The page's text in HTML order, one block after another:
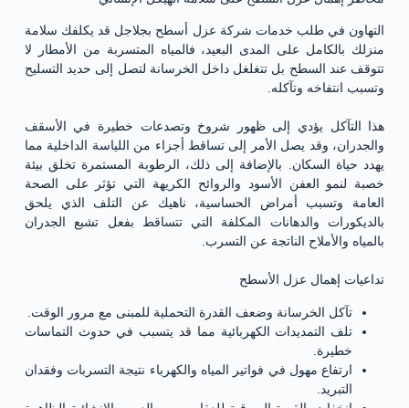
التهاون في طلب خدمات شركة عزل أسطح بجلاجل قد يكلفك سلامة
منزلك بالكامل على المدى البعيد، فالمياه المتسربة من الأمطار لا
تتوقف عند السطح بل تتغلغل داخل الخرسانة لتصل إلى حديد التسليح
وتسبب انتفاخه وتآكله.
هذا التآكل يؤدي إلى ظهور شروخ وتصدعات خطيرة في الأسقف
والجدران، وقد يصل الأمر إلى تساقط أجزاء من اللياسة الداخلية مما
يهدد حياة السكان. بالإضافة إلى ذلك، الرطوبة المستمرة تخلق بيئة
خصبة لنمو العفن الأسود والروائح الكريهة التي تؤثر على الصحة
العامة وتسبب أمراض الحساسية، ناهيك عن التلف الذي يلحق
بالديكورات والدهانات المكلفة التي تتساقط بفعل تشبع الجدران
بالمياه والأملاح الناتجة عن التسرب.
تداعيات إهمال عزل الأسطح
تآكل الخرسانة وضعف القدرة التحملية للمبنى مع مرور الوقت.
تلف التمديدات الكهربائية مما قد يتسبب في حدوث التماسات
خطيرة.
ارتفاع مهول في فواتير المياه والكهرباء نتيجة التسربات وفقدان
التبريد.